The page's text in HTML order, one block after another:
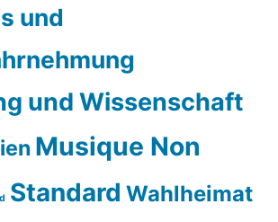
und
und Wissenschaft
Musique Non
Standard Wahlheimat